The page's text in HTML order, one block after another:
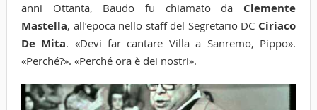
anni Ottanta, Baudo fu chiamato da Clemente
Mastella, all’epoca nello staff del Segretario DC Ciriaco
De Mita. «Devi far cantare Villa a Sanremo, Pippo».
«Perché?». «Perché ora è dei nostri».